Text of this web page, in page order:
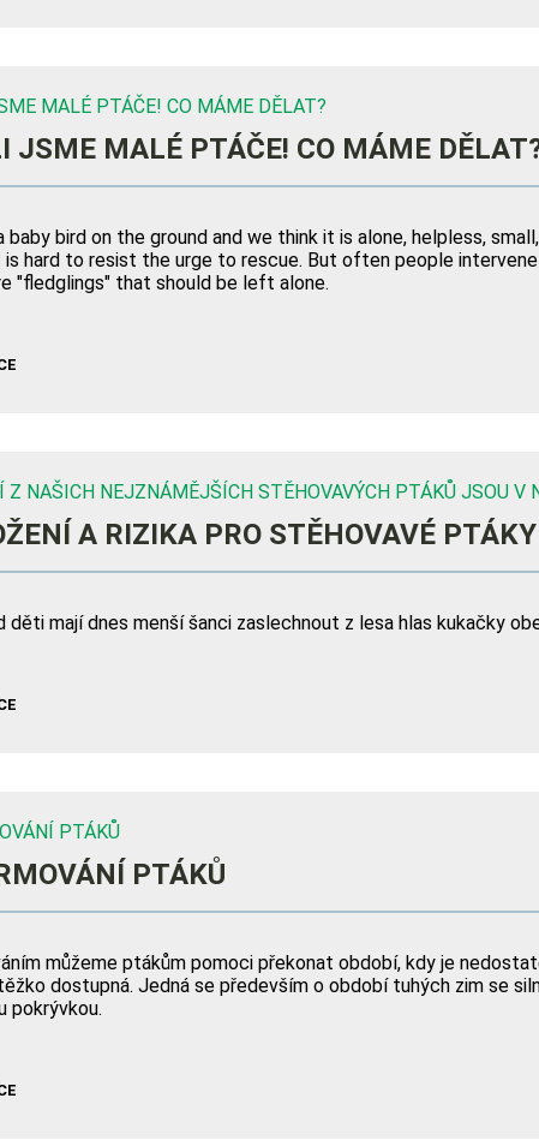
MALÉ PTÁČE! CO MÁME DĚLAT?
JSME MALÉ PTÁČE! CO MÁME
baby bird on the ground and we think it is alone, helpless,
hard to resist the urge to rescue. But often people
"fledglings" that should be left alone.
Z NAŠICH NEJZNÁMĚJŠÍCH STĚHOVAVÝCH PTÁKŮ JSOU V
A RIZIKA PRO STĚHOVAVÉ PTÁKY
děti mají dnes menší šanci zaslechnout z lesa hlas kukačky
PTÁKŮ
PTÁKŮ
můžeme ptákům pomoci překonat období, kdy je
dostupná. Jedná se především o období tuhých zim se
pokrývkou.